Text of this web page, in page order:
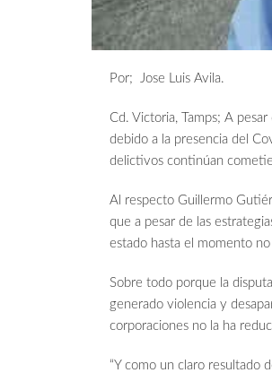
Por; Jose Luis Avila.
Cd. Victoria, Tamps; A
debido a la presencia del
delictivos continúan
Al respecto Guillermo
que a pesar de las
estado hasta el momento
Sobre todo porque la
generado violencia y
corporaciones no la ha
“Y como un claro resultado